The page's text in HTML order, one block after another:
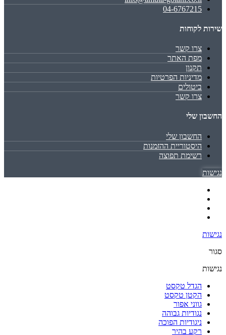
04-6767215
שירות לקוחות
צרו קשר
מפת האתר
תקנון
מדיניות הפרטיות
ביטולים
צרו קשר
החשבון שלי
החשבון שלי
היסטוריית ההזמנות
רשימת תפוצה
נגישות
נגישות
סגור
נגישות
הגדל טקסט
הקטן טקסט
גווני אפור
נגודיות גבוהה
ניגודיות הפוכה
רקע בהיר